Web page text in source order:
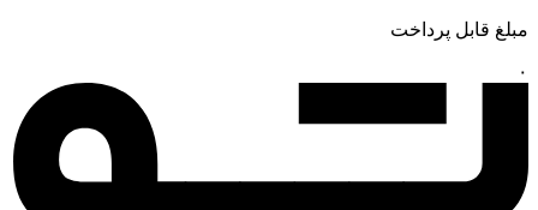
مبلغ قابل پرداخت
۰